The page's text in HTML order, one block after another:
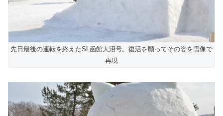
先日最後の運転を終えたSL函館大沼号。復活を願ってその姿を雪像で
再現